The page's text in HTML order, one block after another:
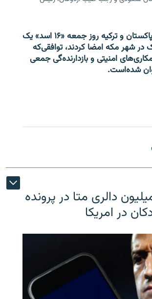
عربستان سعودی، پاکستان و ترکیه روز جمعه «۱۶ اسد» یک
در شهر مکه امضا کردند، توافقی‌که
امنیتی و بازدارنده‌گی جمعی
شده‌است.
۵۶۷ میلیون دالری متا در پرونده
در امریکا